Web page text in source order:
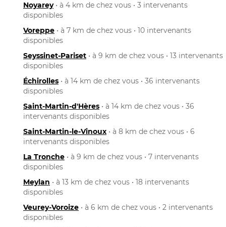
Noyarey• à 4 km de chez vous • 3 intervenants
disponibles
Voreppe • à 7 km de chez vous • 10 intervenants
disponibles
Seyssinet-Pariset • à 9 km de chez vous • 13 intervenants
disponibles
Échirolles • à 14 km de chez vous • 36 intervenants
disponibles
Saint-Martin-d'Hères • à 14 km de chez vous • 36
intervenants disponibles
Saint-Martin-le-Vinoux • à 8 km de chez vous • 6
intervenants disponibles
La Tronche • à 9 km de chez vous • 7 intervenants
disponibles
Meylan • à 13 km de chez vous • 18 intervenants
disponibles
Veurey-Voroize • à 6 km de chez vous • 2 intervenants
disponibles